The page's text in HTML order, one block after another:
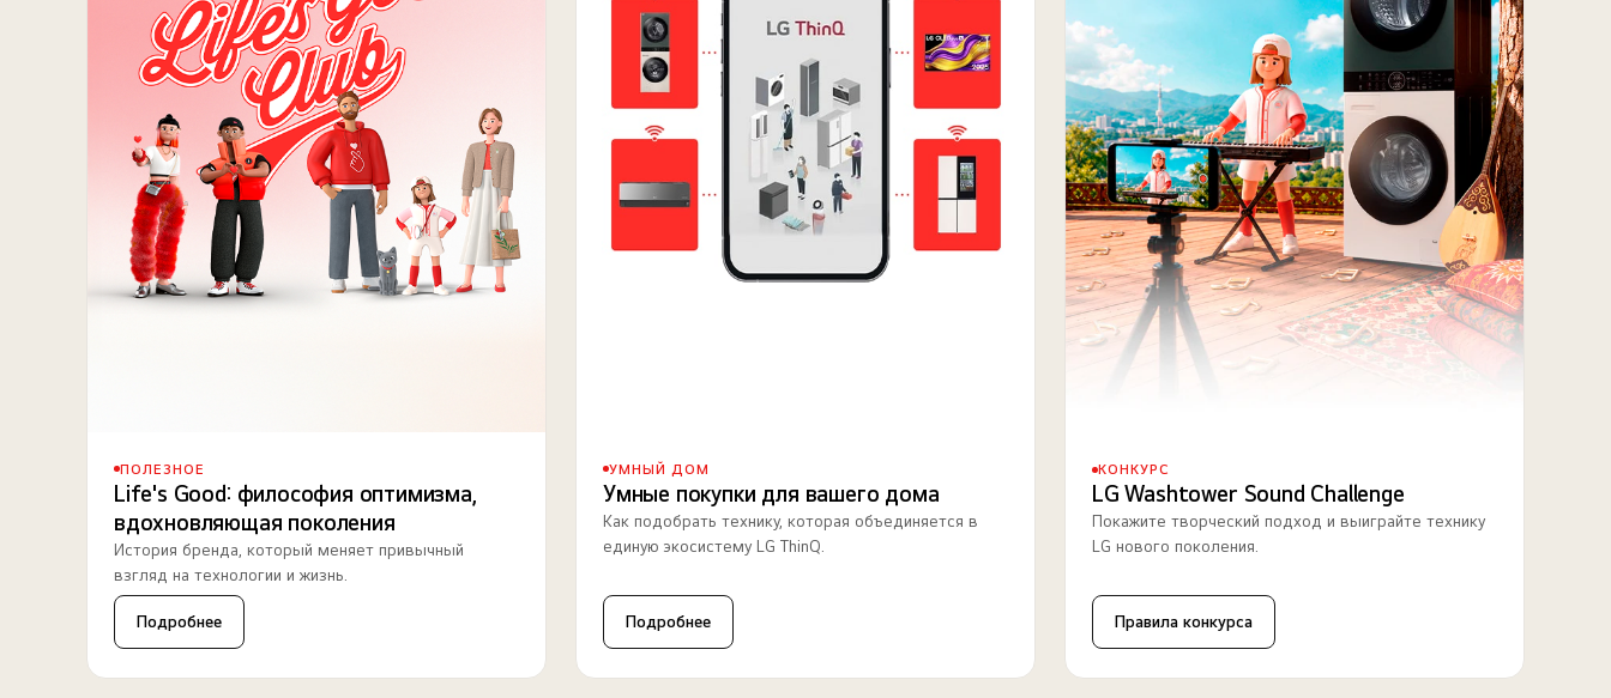
ПОЛЕЗНОЕ
Life's Good: философия оптимизма,
вдохновляющая поколения
История бренда, который меняет привычный
взгляд на технологии и жизнь.
Подробнее
УМНЫЙ ДОМ
Умные покупки для вашего дома
Как подобрать технику, которая объединяется в
единую экосистему LG ThinQ.
Подробнее
КОНКУРС
LG Washtower Sound Challenge
Покажите творческий подход и выиграйте технику
LG нового поколения.
Правила конкурса